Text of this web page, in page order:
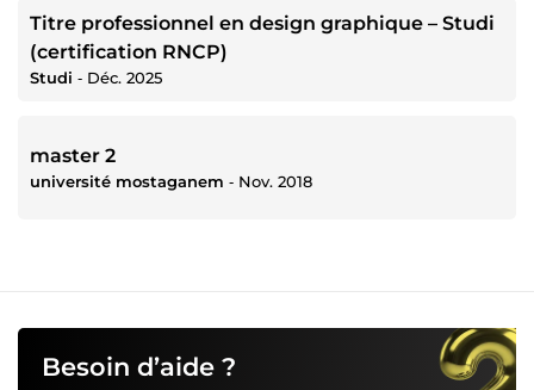
Titre professionnel en design graphique – Studi
(certification RNCP)
Studi ‐ Déc. 2025
master 2
université mostaganem ‐ Nov. 2018
Besoin d’aide ?